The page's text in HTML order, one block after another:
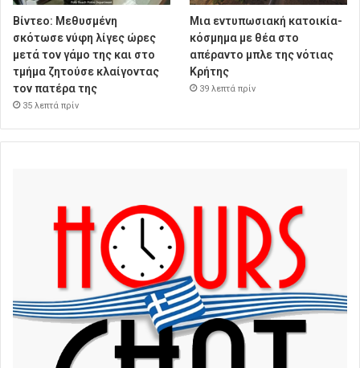
Βίντεο: Μεθυσμένη
σκότωσε νύφη λίγες ώρες
μετά τον γάμο της και στο
τμήμα ζητούσε κλαίγοντας
τον πατέρα της
35 λεπτά πρίν
Μια εντυπωσιακή κατοικία-
κόσμημα με θέα στο
απέραντο μπλε της νότιας
Κρήτης
39 λεπτά πρίν